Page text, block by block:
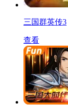
三国群英传3
查看